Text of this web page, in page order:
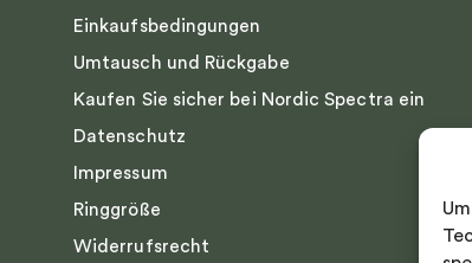
Einkaufsbedingungen
Umtausch und Rückgabe
Kaufen Sie sicher bei Nordic Spectra ein
Datenschutz
Impressum
Ringgröße
Widerrufsrecht